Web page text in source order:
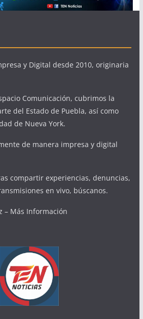
y Digital desde 2010, originaria
Comunicación, cubrimos la
del Estado de Puebla, así como
de Nueva York.
de manera impresa y digital
compartir experiencias, denuncias,
en vivo, búscanos.
– Más Información